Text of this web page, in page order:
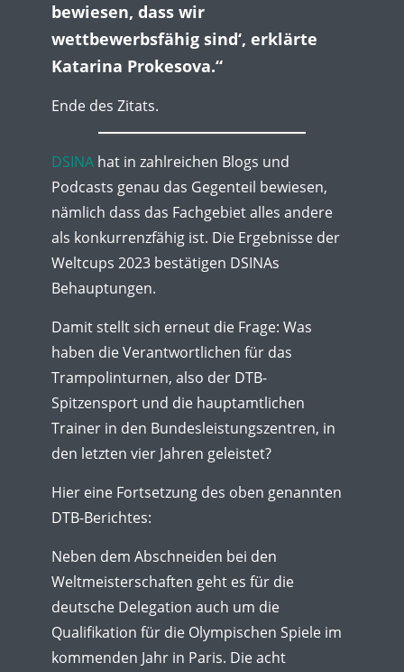
bewiesen, dass wir
wettbewerbsfähig sind‘, erklärte
Katarina Prokesova.“
Ende des Zitats.
DSINA hat in zahlreichen Blogs und
Podcasts genau das Gegenteil bewiesen,
nämlich dass das Fachgebiet alles andere
als konkurrenzfähig ist. Die Ergebnisse der
Weltcups 2023 bestätigen DSINAs
Behauptungen.
Damit stellt sich erneut die Frage: Was
haben die Verantwortlichen für das
Trampolinturnen, also der DTB-
Spitzensport und die hauptamtlichen
Trainer in den Bundesleistungszentren, in
den letzten vier Jahren geleistet?
Hier eine Fortsetzung des oben genannten
DTB-Berichtes:
Neben dem Abschneiden bei den
Weltmeisterschaften geht es für die
deutsche Delegation auch um die
Qualifikation für die Olympischen Spiele im
kommenden Jahr in Paris. Die acht